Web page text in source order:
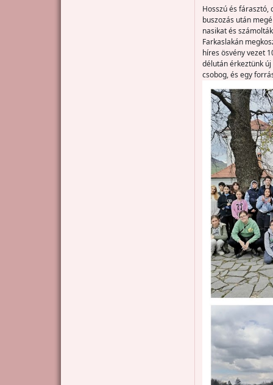
Hosszú és fárasztó,
buszozás után
nasikat és
Farkaslakán
híres ösvény vezet
délután érkeztünk
csobog, és egy